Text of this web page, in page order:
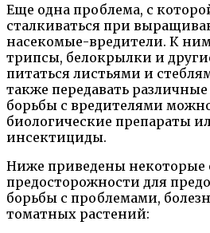
Еще одна проблема, с
сталкиваться при
насекомые-вредители. К
трипсы, белокрылки и
питаться листьями и
также передавать
борьбы с вредителями
биологические препараты
инсектициды.
Ниже приведены некоторые
предосторожности для
борьбы с проблемами,
томатных растений: